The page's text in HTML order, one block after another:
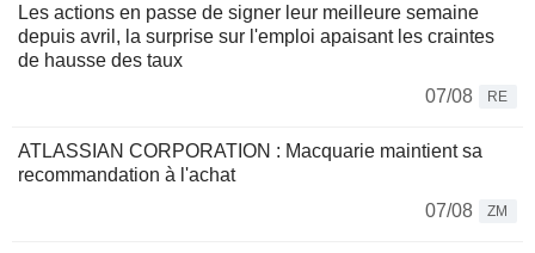
Les actions en passe de signer leur meilleure semaine
depuis avril, la surprise sur l'emploi apaisant les craintes
de hausse des taux
07/08
RE
ATLASSIAN CORPORATION : Macquarie maintient sa
recommandation à l'achat
07/08
ZM